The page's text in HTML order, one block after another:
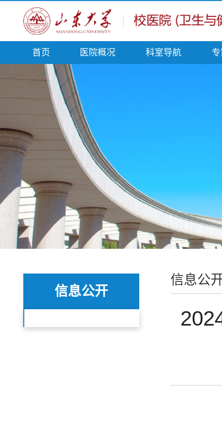
首页 医院概况 科室导航
信息公开
信息公